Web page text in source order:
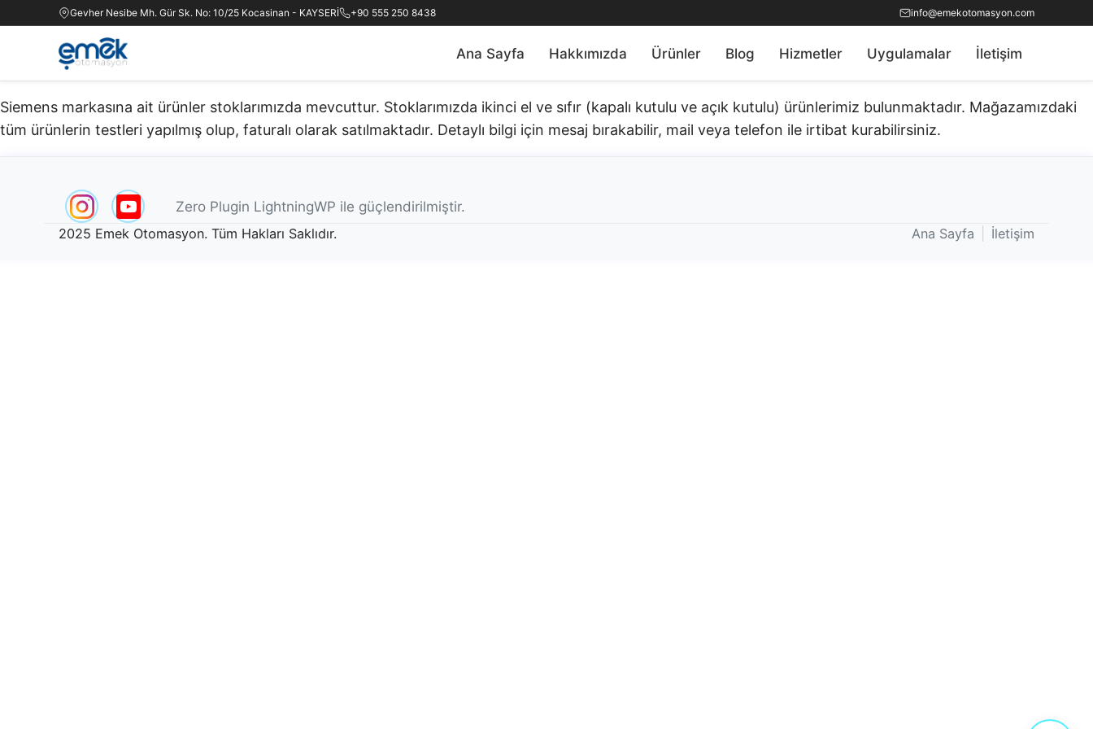
Gevher Nesibe Mh. Gür Sk. No: 10/25 Kocasinan - KAYSERİ +90 555 250 8438 info@emekotomasyon.com
Ana Sayfa Hakkımızda Ürünler Blog Hizmetler Uygulamalar İletişim
Siemens markasına ait ürünler stoklarımızda mevcuttur. Stoklarımızda ikinci el ve sıfır (kapalı kutulu ve açık kutulu) ürünlerimiz bulunmaktadır.​ Mağazamızdaki
tüm ürünlerin testleri yapılmış olup, faturalı olarak satılmaktadır. Detaylı bilgi için mesaj bırakabilir, mail veya telefon ile irtibat kurabilirsiniz.
Zero Plugin LightningWP ile güçlendirilmiştir.
2025 Emek Otomasyon. Tüm Hakları Saklıdır. Ana Sayfa İletişim